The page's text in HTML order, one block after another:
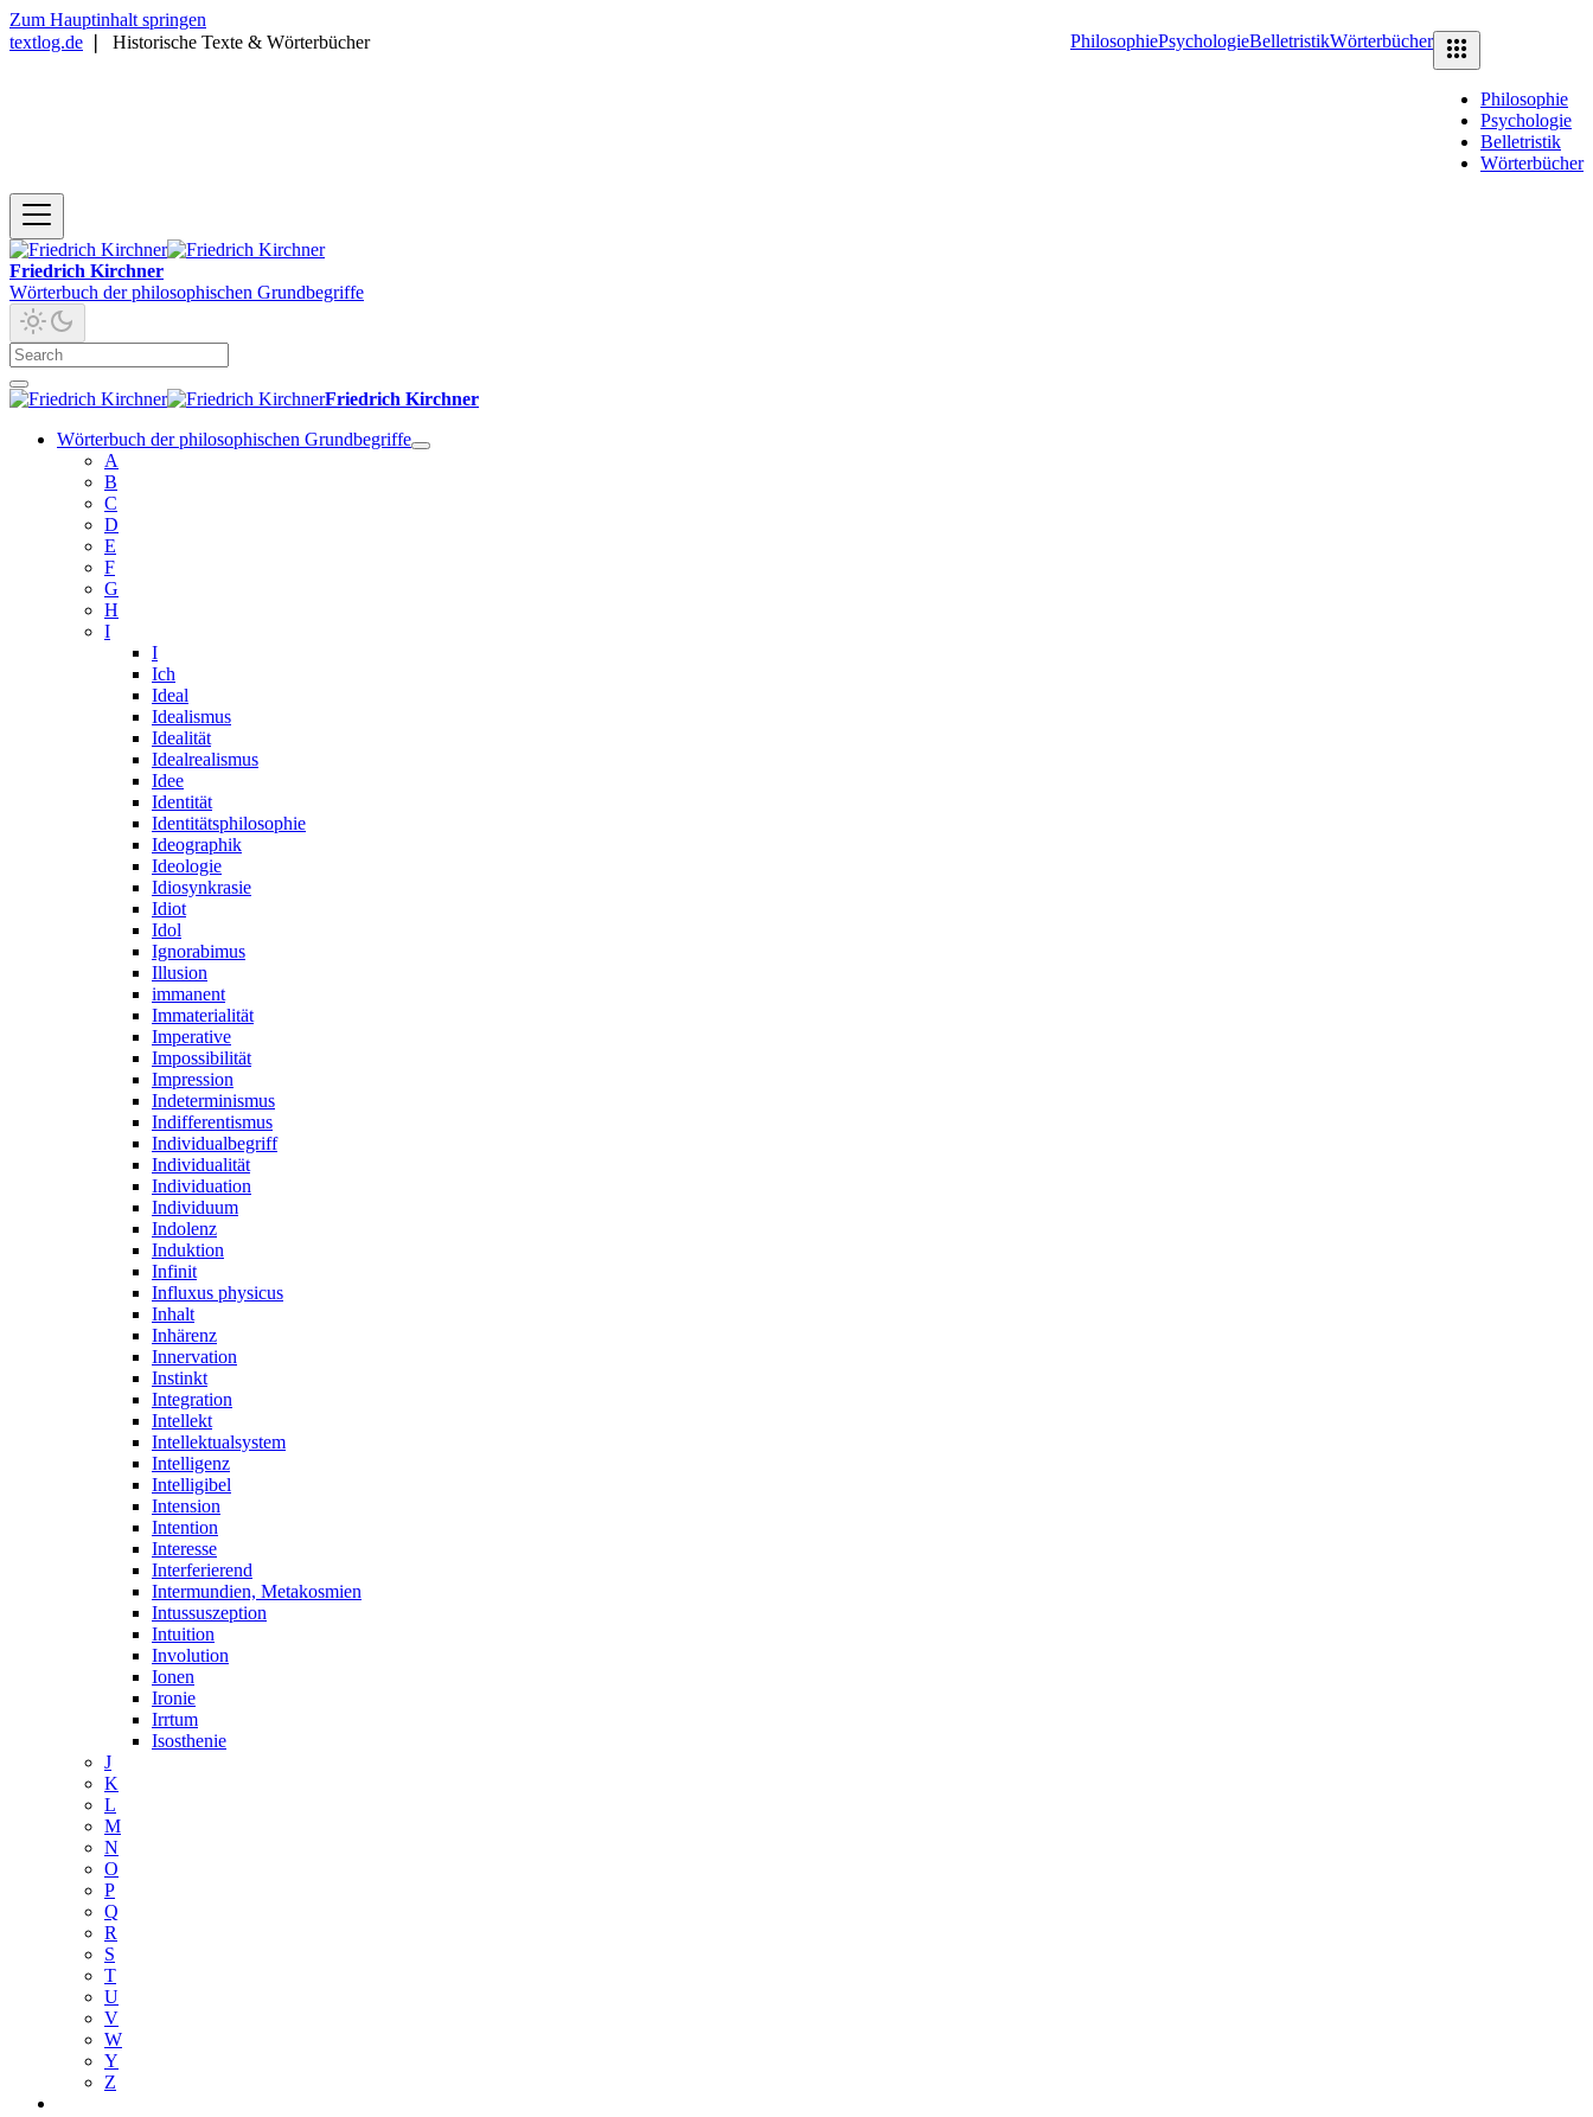
Zum Hauptinhalt springen
textlog.de
Historische Texte & Wörterbücher PhilosophiePsychologieBelletristikWörterbücher
Philosophie
Psychologie
Belletristik
Wörterbücher
Friedrich Kirchner
Wörterbuch der philosophischen Grundbegriffe
Friedrich Kirchner
Wörterbuch der philosophischen Grundbegriffe
A
B
C
D
E
F
G
H
I
I
Ich
Ideal
Idealismus
Idealität
Idealrealismus
Idee
Identität
Identitätsphilosophie
Ideographik
Ideologie
Idiosynkrasie
Idiot
Idol
Ignorabimus
Illusion
immanent
Immaterialität
Imperative
Impossibilität
Impression
Indeterminismus
Indifferentismus
Individualbegriff
Individualität
Individuation
Individuum
Indolenz
Induktion
Infinit
Influxus physicus
Inhalt
Inhärenz
Innervation
Instinkt
Integration
Intellekt
Intellektualsystem
Intelligenz
Intelligibel
Intension
Intention
Interesse
Interferierend
Intermundien, Metakosmien
Intussuszeption
Intuition
Involution
Ionen
Ironie
Irrtum
Isosthenie
J
K
L
M
N
O
P
Q
R
S
T
U
V
W
Y
Z